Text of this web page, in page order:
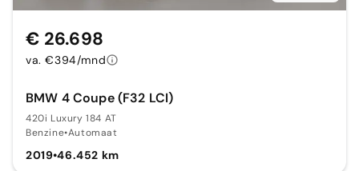
BMW 4 Coupe (F32 LCI)
420i Luxury 184 AT
Benzine•Automaat
2019•46.452 km
€ 26.698
va. €394/mnd